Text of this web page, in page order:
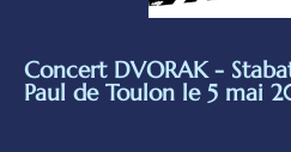
Concert DVORAK -
Paul de Toulon le 5 mai